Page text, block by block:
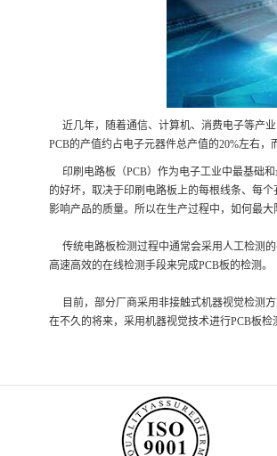
近几年，随着通信、计算机、消费电子等产
PCB的产值约占电子元器件总产值的20%左右
印刷电路板（PCB）作为电子工业中最基础
的好坏，取决于印刷电路板上的每根线条、每
影响产品的质量。所以在生产过程中，如何最
传统电路板检测过程中通常会采用人工检测
高速高效的在线检测手段来完成PCB板的检测。
目前，部分厂商采用非接触式机器视觉检测方
在不久的将来，采用机器视觉技术进行PCB板检